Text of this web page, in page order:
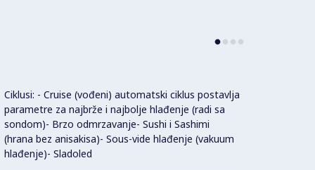
Ciklusi: - Cruise (vođeni) automatski ciklus postavlja
parametre za najbrže i najbolje hlađenje (radi sa
sondom)- Brzo odmrzavanje- Sushi i Sashimi
(hrana bez anisakisa)- Sous-vide hlađenje (vakuum
hlađenje)- Sladoled